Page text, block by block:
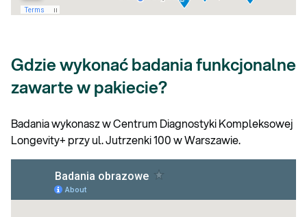
Gdzie wykonać badania funkcjonalne
zawarte w pakiecie?
Badania wykonasz w Centrum Diagnostyki Kompleksowej
Longevity+ przy ul. Jutrzenki 100 w Warszawie.